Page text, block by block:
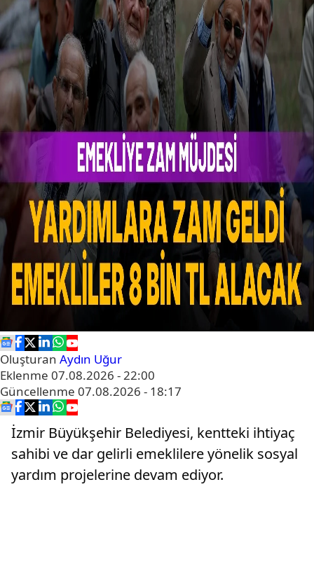
Oluşturan Aydın Uğur
Eklenme 07.08.2026 - 22:00
Güncellenme 07.08.2026 - 18:17
İzmir Büyükşehir Belediyesi, kentteki ihtiyaç
sahibi ve dar gelirli emeklilere yönelik sosyal
yardım projelerine devam ediyor.